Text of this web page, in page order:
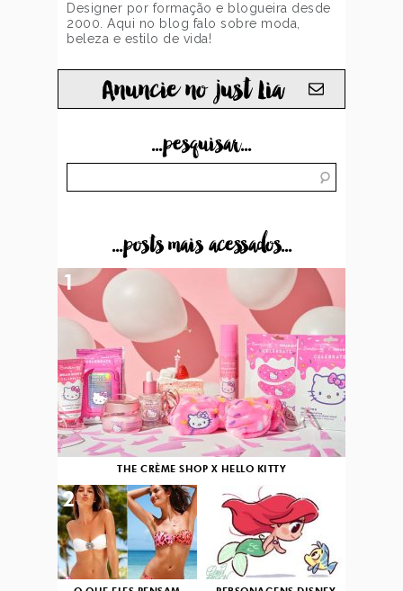
Designer por formação e blogueira desde
2000. Aqui no blog falo sobre moda,
beleza e estilo de vida!
Anuncie no just Lia
...pesquisar...
...posts mais acessados...
THE CRÈME SHOP X HELLO KITTY
1
2 3